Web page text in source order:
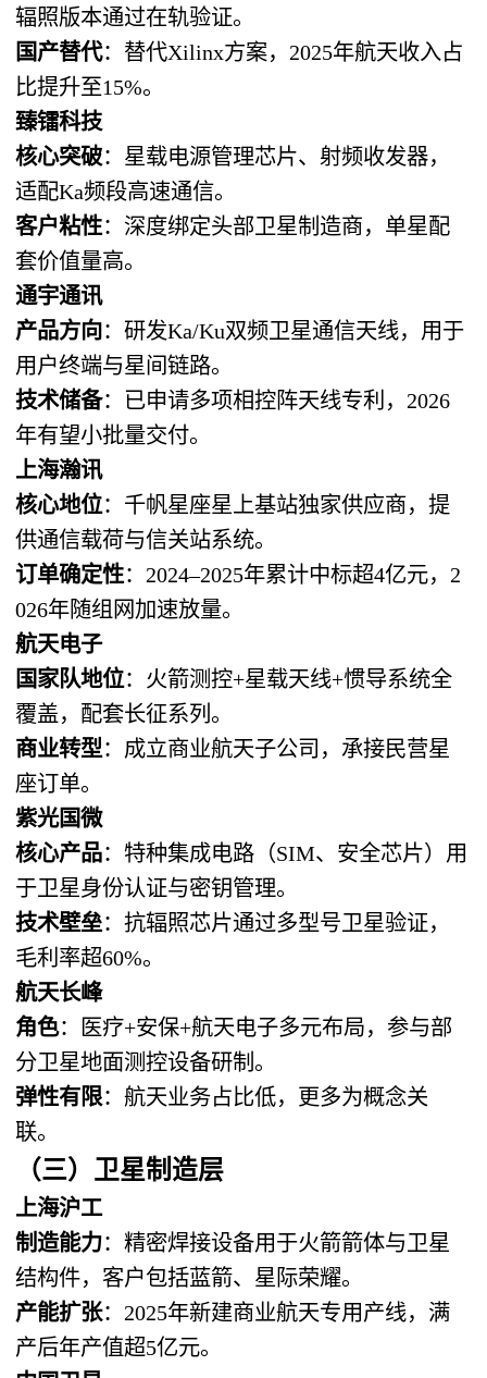
辐照版本通过在轨验证。
国产替代：替代Xilinx方案，2025年航天收入占
比提升至15%。
臻镭科技
核心突破：星载电源管理芯片、射频收发器，
适配Ka频段高速通信。
客户粘性：深度绑定头部卫星制造商，单星配
套价值量高。
通宇通讯
产品方向：研发Ka/Ku双频卫星通信天线，用于
用户终端与星间链路。
技术储备：已申请多项相控阵天线专利，2026
年有望小批量交付。
上海瀚讯
核心地位：千帆星座星上基站独家供应商，提
供通信载荷与信关站系统。
订单确定性：2024–2025年累计中标超4亿元，2
026年随组网加速放量。
航天电子
国家队地位：火箭测控+星载天线+惯导系统全
覆盖，配套长征系列。
商业转型：成立商业航天子公司，承接民营星
座订单。
紫光国微
核心产品：特种集成电路（SIM、安全芯片）用
于卫星身份认证与密钥管理。
技术壁垒：抗辐照芯片通过多型号卫星验证，
毛利率超60%。
航天长峰
角色：医疗+安保+航天电子多元布局，参与部
分卫星地面测控设备研制。
弹性有限：航天业务占比低，更多为概念关
联。
（三）卫星制造层
上海沪工
制造能力：精密焊接设备用于火箭箭体与卫星
结构件，客户包括蓝箭、星际荣耀。
产能扩张：2025年新建商业航天专用产线，满
产后年产值超5亿元。